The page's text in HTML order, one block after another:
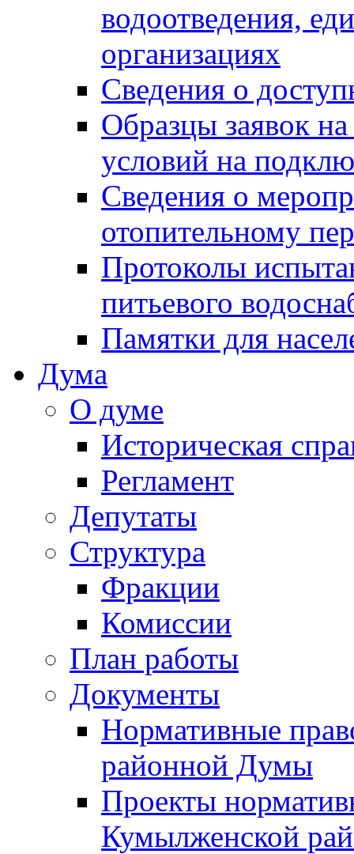
водоотведения,
организациях
Сведения о
Образцы заявок
условий на
Сведения о
отопительному
Протоколы
питьевого
Памятки для
Дума
О думе
Историческая
Регламент
Депутаты
Структура
Фракции
Комиссии
План работы
Документы
Нормативные
районной Думы
Проекты
Кумылженской